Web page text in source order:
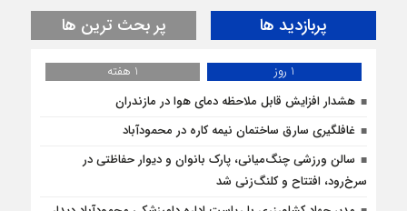
پربازدید ها پر بحث ترین ها
1 روز
1 هفته
هشدار افزایش قابل ملاحظه دمای هوا در مازندران
غافلگيري سارق ساختمان نيمه کاره در محمودآباد
سالن ورزشی چنگ‌میانی، پارک بانوان و دیوار حفاظتی در
سرخ‌رود، افتتاح و کلنگ‌زنی شد